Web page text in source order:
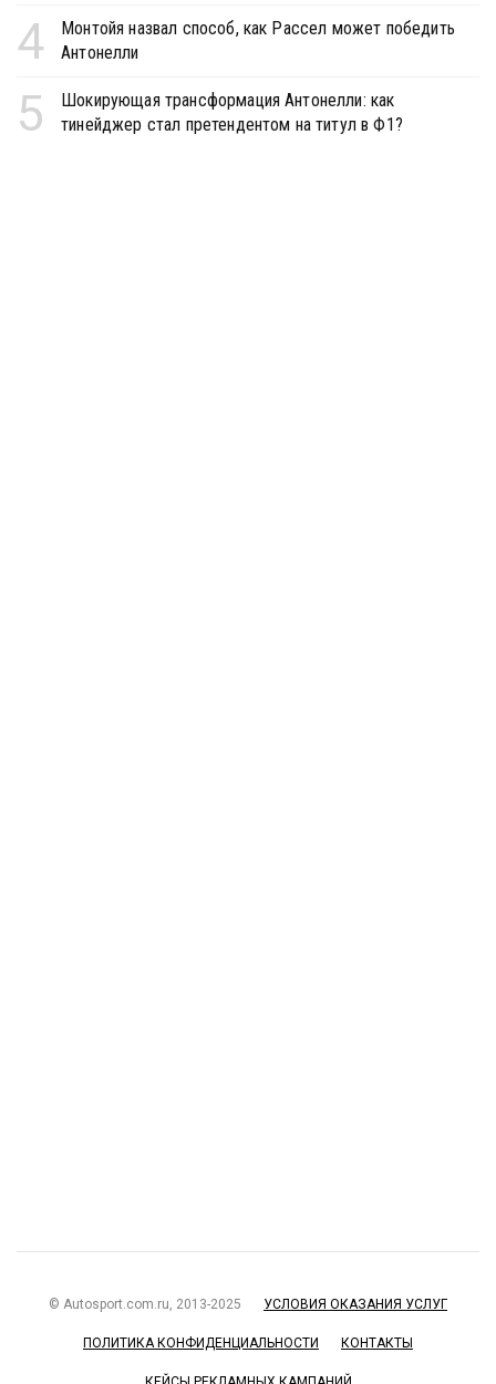
4
Монтойя назвал способ, как Рассел может победить
Антонелли
5
Шокирующая трансформация Антонелли: как
тинейджер стал претендентом на титул в Ф1?
© Autosport.com.ru, 2013-2025 УСЛОВИЯ ОКАЗАНИЯ УСЛУГ
ПОЛИТИКА КОНФИДЕНЦИАЛЬНОСТИ КОНТАКТЫ